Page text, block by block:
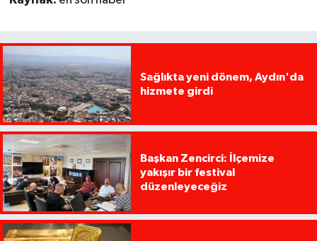
Sağlıkta yeni dönem, Aydın'da
hizmete girdi
Başkan Zencirci: İlçemize
yakışır bir festival
düzenleyeceğiz